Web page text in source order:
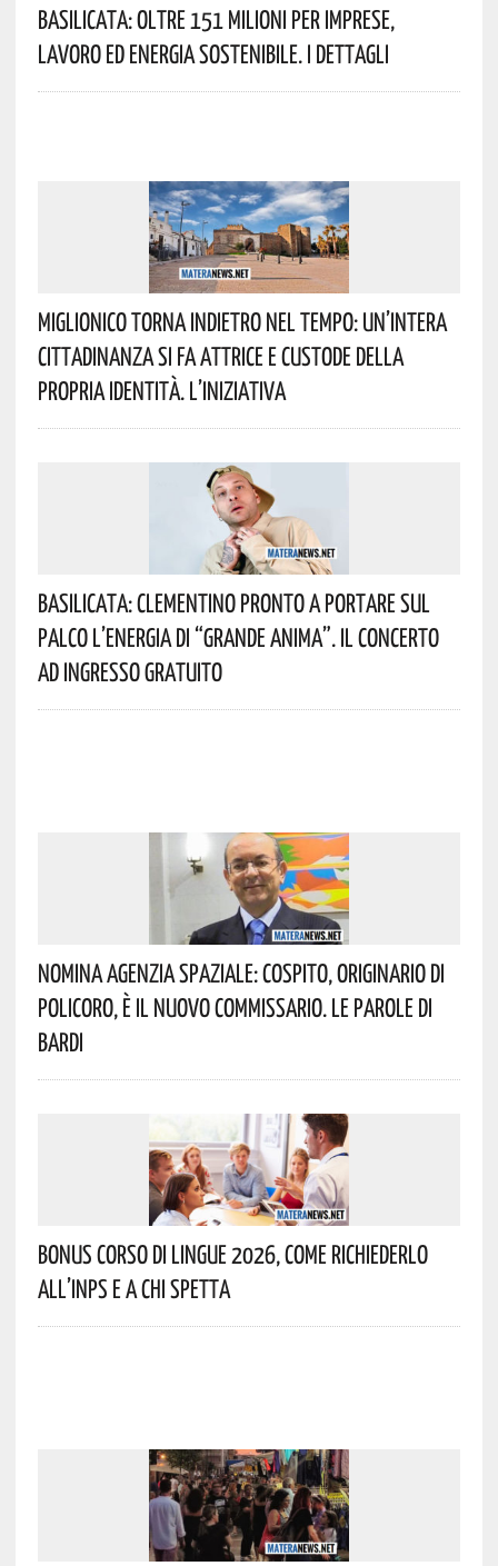
Basilicata: Oltre 151 Milioni Per Imprese,
Lavoro Ed Energia Sostenibile. I Dettagli
Miglionico Torna Indietro Nel Tempo: Un’intera
Cittadinanza Si Fa Attrice E Custode Della
Propria Identità. L’iniziativa
Basilicata: Clementino Pronto A Portare Sul
Palco L’energia Di “Grande Anima”. Il Concerto
Ad Ingresso Gratuito
Nomina Agenzia Spaziale: Cospito, Originario Di
Policoro, È Il Nuovo Commissario. Le Parole Di
Bardi
Bonus Corso Di Lingue 2026, Come Richiederlo
All’INPS E A Chi Spetta